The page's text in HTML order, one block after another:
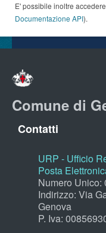
E' possibile inoltre
Documentazione API).
Comune di
Contatti
URP - Ufficio
Posta
Numero Unico:
Indirizzo: Via
Genova
P. Iva: